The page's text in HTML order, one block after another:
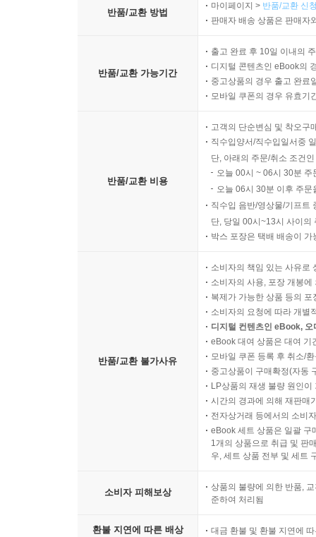
반품/교환 방법
마이페이지 > 반품/교환 신
판매자 배송 상품은 판매자
반품/교환 가능기간
출고 완료 후 10일 이내의
디지털 콘텐츠인 eBook의
중고상품의 경우 출고 완료
모바일 쿠폰의 경우 유효기
반품/교환 비용
고객의 단순변심 및 착오구
직수입양서/직수입일서중
단, 아래의 주문/취소 조건
오늘 00시 ~ 06시 30분
오늘 06시 30분 이후 주
직수입 음반/영상물/기프트
단, 당일 00시~13시 사이의
박스 포장은 택배 배송이
반품/교환 불가사유
소비자의 책임 있는 사유로
소비자의 사용, 포장 개봉
복제가 가능한 상품 등의
소비자의 요청에 따라 개별
디지털 컨텐츠인 eBook,
eBook 대여 상품은 대여 기
모바일 쿠폰 등록 후 취소/
중고상품이 구매확정(자동
LP상품의 재생 불량 원인
시간의 경과에 의해 재판매
전자상거래 등에서의 소비
eBook 세트 상품은 일괄 구
1개의 상품으로 취급 및 판
우, 세트 상품 전부 및 세트
소비자 피해보상
상품의 불량에 의한 반품,
준하여 처리됨
환불 지연에 따른 배상 대금 환불 및 환불 지연에